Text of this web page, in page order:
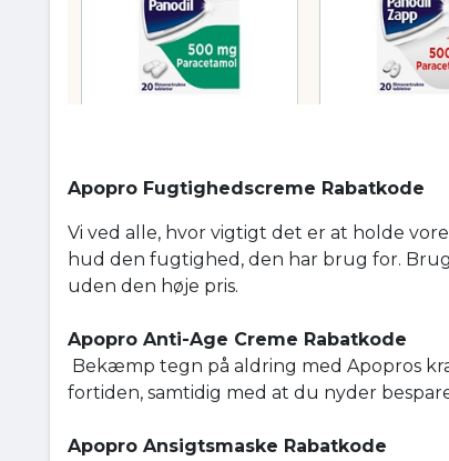
Apopro Fugtighedscreme Rabatkode
Vi ved alle, hvor vigtigt det er at holde
hud den fugtighed, den har brug for.
uden den høje pris.
Apopro Anti-Age Creme Rabatkode
Bekæmp tegn på aldring med Apopros
fortiden, samtidig med at du nyder
Apopro Ansigtsmaske Rabatkode